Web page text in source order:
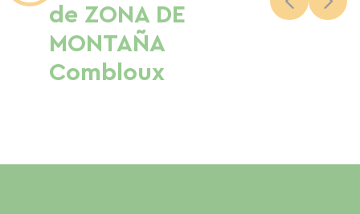
de ZONA DE
MONTAÑA
Combloux